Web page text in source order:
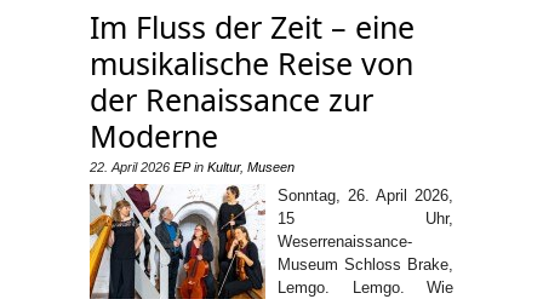
Im Fluss der Zeit – eine
musikalische Reise von
der Renaissance zur
Moderne
22. April 2026 EPin Kultur, Museen
Sonntag, 26. April 2026,
15 Uhr,
Weserrenaissance-
Museum Schloss Brake,
Lemgo. Lemgo. Wie